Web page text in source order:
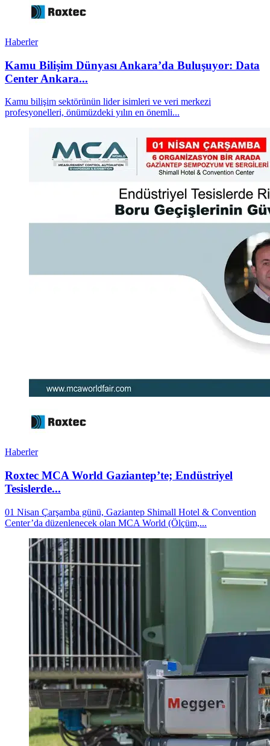
Haberler
Kamu Bilişim Dünyası Ankara’da Buluşuyor: Data
Center Ankara...
Kamu bilişim sektörünün lider isimleri ve veri merkezi
profesyonelleri, önümüzdeki yılın en önemli...
Haberler
Roxtec MCA World Gaziantep’te; Endüstriyel
Tesislerde...
01 Nisan Çarşamba günü, Gaziantep Shimall Hotel & Convention
Center’da düzenlenecek olan MCA World (Ölçüm,...